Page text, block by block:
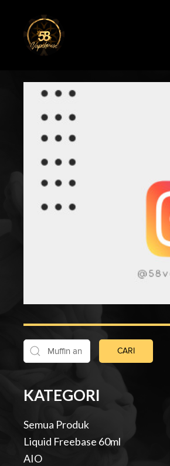
CARI
KATEGORI
Semua Produk
Liquid Freebase 60ml
AIO